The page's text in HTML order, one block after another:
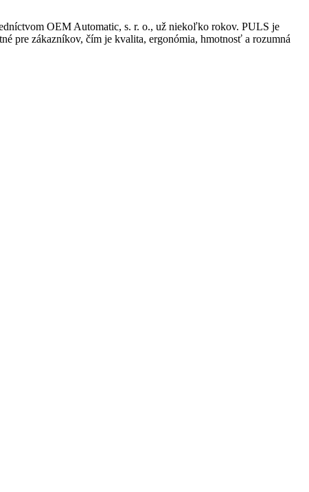
OEM Automatic, s. r. o., už niekoľko rokov. PULS je
pre zákazníkov, čím je kvalita, ergonómia, hmotnosť a rozumná